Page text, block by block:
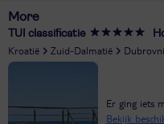
More
TUI classificatie
Kroatië Zuid-Dalmatië
Er ging iets
Bekijk